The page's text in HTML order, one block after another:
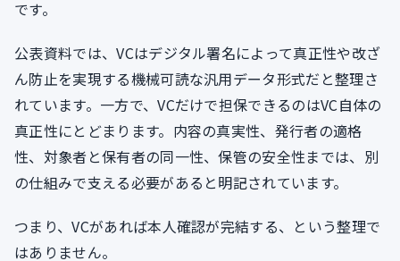
です。
公表資料では、VCはデジタル署名によって真正性や改ざ
ん防止を実現する機械可読な汎用データ形式だと整理さ
れています。一方で、VCだけで担保できるのはVC自体の
真正性にとどまります。内容の真実性、発行者の適格
性、対象者と保有者の同一性、保管の安全性までは、別
の仕組みで支える必要があると明記されています。
つまり、VCがあれば本人確認が完結する、という整理で
はありません。